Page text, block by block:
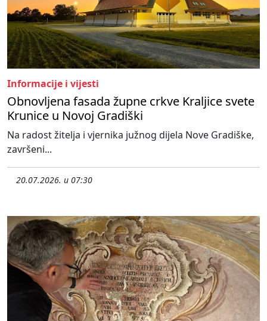
Informacije i vijesti
Obnovljena fasada župne crkve Kraljice svete
Krunice u Novoj Gradiški
Na radost žitelja i vjernika južnog dijela Nove Gradiške,
završeni...
20.07.2026. u 07:30